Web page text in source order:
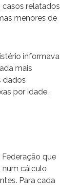
casos relatados
menores de
informava
mais
dados
por idade,
que
num cálculo
Para cada